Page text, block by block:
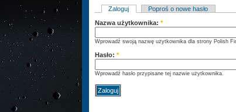
Zaloguj
Poproś o nowe hasło
Nazwa użytkownika: *
Wprowadź swoją nazwę użytkownika dla strony Polish
Hasło: *
Wprowadź hasło przypisane tej nazwie użytkownika.